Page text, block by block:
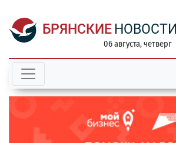
БРЯНСКИЕ НОВОСТИ
06 августа, четверг